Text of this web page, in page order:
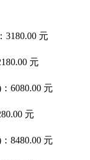
3180.00 元
元
6080.00 元
元
8480.00 元